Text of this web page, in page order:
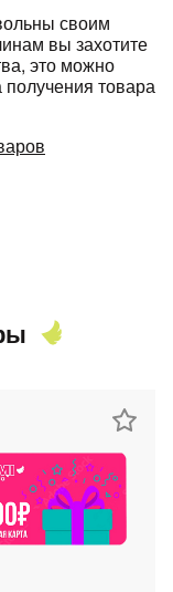
своим
вы захотите
это можно
товара